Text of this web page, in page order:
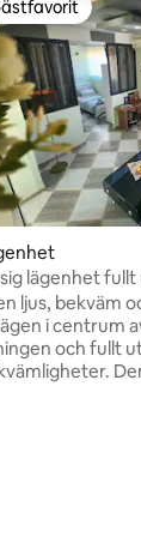
betyg,
lägenhet
Tlemcen
ljus, bekväm
i centrum
och fullt